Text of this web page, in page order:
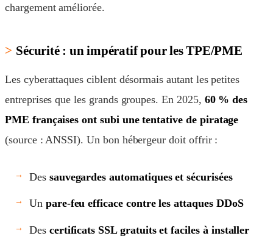
chargement améliorée.
Sécurité : un impératif pour les TPE/PME
Les cyberattaques ciblent désormais autant les petites
entreprises que les grands groupes. En 2025, 60 % des
PME françaises ont subi une tentative de piratage
(source : ANSSI). Un bon hébergeur doit offrir :
Des sauvegardes automatiques et sécurisées
Un pare-feu efficace contre les attaques DDoS
Des certificats SSL gratuits et faciles à installer